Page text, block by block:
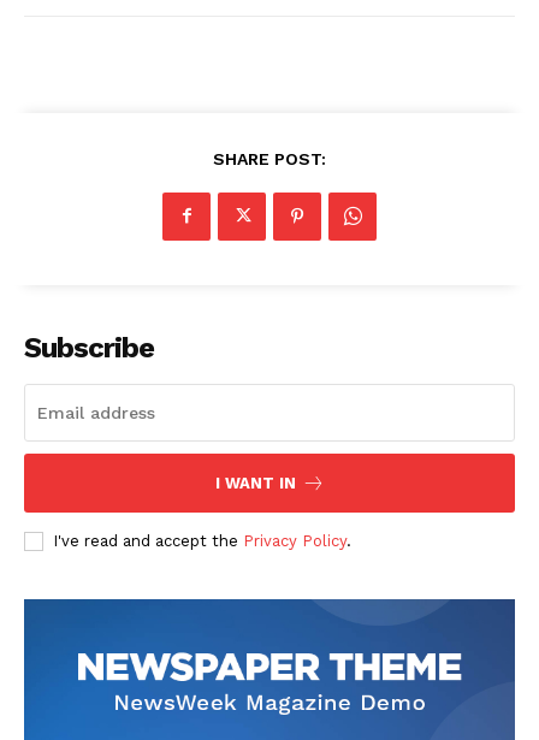
Company
Subscription Plans
My account
SHARE POST:
Subscribe
I WANT IN
I've read and accept the Privacy Policy.